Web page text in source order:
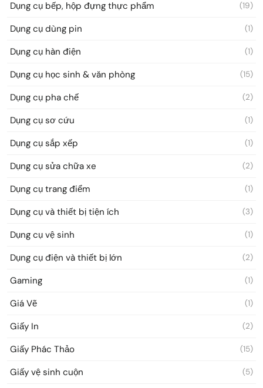
Dụng cụ bếp, hộp đựng thực phẩm (19)
Dụng cụ dùng pin (1)
Dụng cụ hàn điện (1)
Dụng cụ học sinh & văn phòng (15)
Dụng cụ pha chế (2)
Dụng cụ sơ cứu (1)
Dụng cụ sắp xếp (1)
Dụng cụ sửa chữa xe (2)
Dụng cụ trang điểm (1)
Dụng cụ và thiết bị tiện ích (3)
Dụng cụ vệ sinh (1)
Dụng cụ điện và thiết bị lớn (2)
Gaming (1)
Giá Vẽ (1)
Giấy In (2)
Giấy Phác Thảo (15)
Giấy vệ sinh cuộn (5)